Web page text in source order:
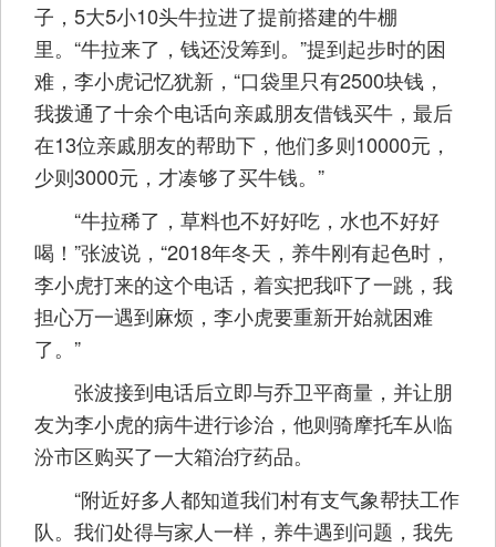
子，5大5小10头牛拉进了提前搭建的牛棚
里。“牛拉来了，钱还没筹到。”提到起步时的困
难，李小虎记忆犹新，“口袋里只有2500块钱，
我拨通了十余个电话向亲戚朋友借钱买牛，最后
在13位亲戚朋友的帮助下，他们多则10000元，
少则3000元，才凑够了买牛钱。”
“牛拉稀了，草料也不好好吃，水也不好好
喝！”张波说，“2018年冬天，养牛刚有起色时，
李小虎打来的这个电话，着实把我吓了一跳，我
担心万一遇到麻烦，李小虎要重新开始就困难
了。”
张波接到电话后立即与乔卫平商量，并让朋
友为李小虎的病牛进行诊治，他则骑摩托车从临
汾市区购买了一大箱治疗药品。
“附近好多人都知道我们村有支气象帮扶工作
队。我们处得与家人一样，养牛遇到问题，我先